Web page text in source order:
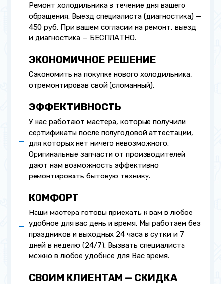
Ремонт холодильника в течение дня вашего
обращения. Выезд специалиста (диагностика) —
450 руб. При вашем согласии на ремонт, выезд
и диагностика — БЕСПЛАТНО.
ЭКОНОМИЧНОЕ РЕШЕНИЕ
Сэкономить на покупке нового холодильника,
отремонтировав свой (сломанный).
ЭФФЕКТИВНОСТЬ
У нас работают мастера, которые получили
сертификаты после полугодовой аттестации,
для которых нет ничего невозможного.
Оригинальные запчасти от производителей
дают нам возможность эффективно
ремонтировать бытовую технику.
КОМФОРТ
Наши мастера готовы приехать к вам в любое
удобное для вас день и время. Мы работаем без
праздников и выходных 24 часа в сутки и 7
дней в неделю (24/7). Вызвать специалиста
можно в любое удобное для Вас время.
СВОИМ КЛИЕНТАМ — СКИДКА